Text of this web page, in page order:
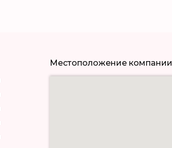
Местоположение компании